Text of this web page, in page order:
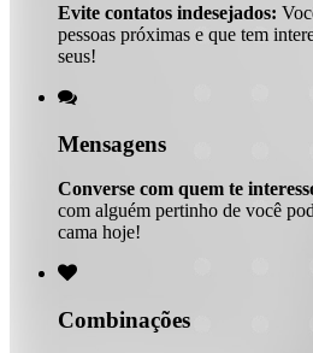
Evite contatos indesejados:
pessoas próximas e que tem
seus!

Mensagens
Converse com quem te
com alguém pertinho de você
cama hoje!

Combinações